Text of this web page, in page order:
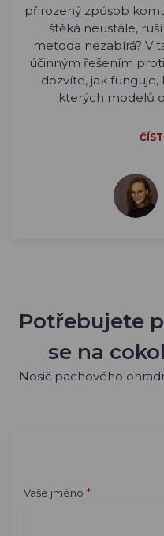
přirozený způsob
štěká neustále,
metoda nezabírá? V
účinným řešením
dozvíte, jak
kterých modelů
Potřebujete
se na
Nosič pachového
Vaše jméno *